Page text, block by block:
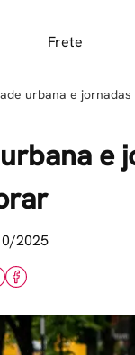
Frete
urbana e
e
2025